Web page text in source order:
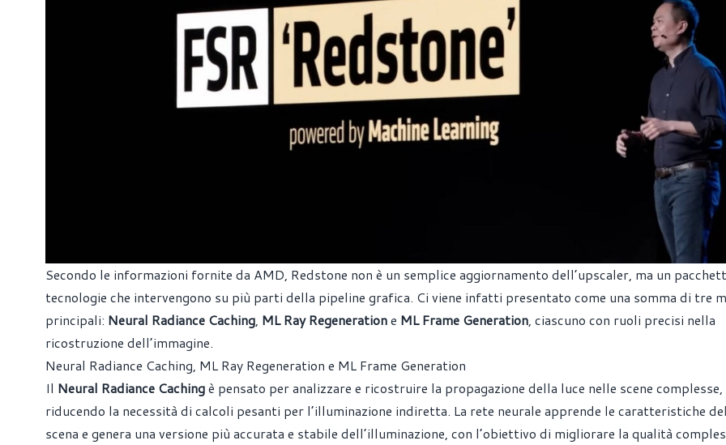
Secondo le informazioni fornite da AMD, Redstone non è un semplice aggiornamento dell’upscaler, ma un
tecnologie che intervengono su più parti della pipeline grafica. Ci viene infatti presentato come una somma di tre
principali: Neural Radiance Caching, ML Ray Regeneratione ML Frame Generation, ciascuno con ruoli precisi nella
ricostruzione dell’immagine.
Neural Radiance Caching, ML Ray Regeneration e ML Frame Generation
Il Neural Radiance Cachingè pensato per analizzare e ricostruire la propagazione della luce nelle scene complesse,
riducendo la necessità di calcoli pesanti per l’illuminazione indiretta. La rete neurale apprende le caratteristiche
scena e genera una versione più accurata e stabile dell’illuminazione, con l’obiettivo di migliorare la qualità